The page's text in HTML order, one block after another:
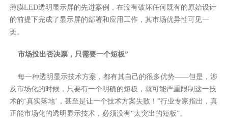
薄膜LED透明显示屏的先进案例，在没有破坏任何既有的原始设计
的前提下完成了显示屏的部署和应用工作，其市场优异性可见一
斑。
市场投出否决票，只需要一个短板”
每一种透明显示技术方案，都有其自己的很多优势——但是，涉
及市场化的时候，只要有一个明确的短板，就可能严重限制这一技
术的‘真实落地’，甚至是让一个技术方案失败！”行业专家指出，真
正能市场化的透明显示技术，必须没有“太突出的短板”。